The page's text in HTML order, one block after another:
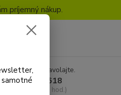
príjemný nákup.
si rady? Zavolajte.
918 772 618
Pia, 8:30-16:30 hod.)
samotné